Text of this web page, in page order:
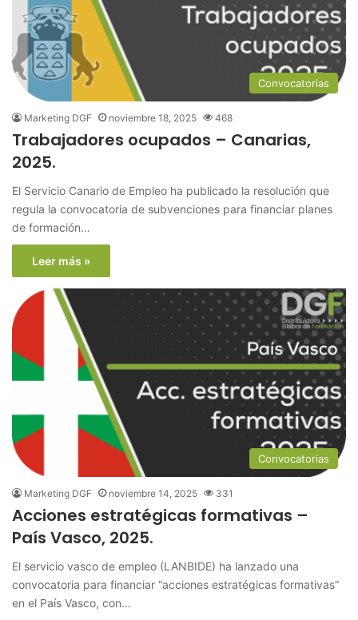
Convocatorias
Marketing DGF noviembre 18, 2025 468
Trabajadores ocupados – Canarias,
2025.
El Servicio Canario de Empleo ha publicado la resolución que
regula la convocatoria de subvenciones para financiar planes
de formación…
Leer más »
Convocatorias
Marketing DGF noviembre 14, 2025 331
Acciones estratégicas formativas –
País Vasco, 2025.
El servicio vasco de empleo (LANBIDE) ha lanzado una
convocatoria para financiar “acciones estratégicas formativas”
en el País Vasco, con…